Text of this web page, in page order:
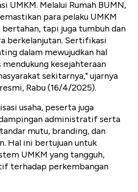
UMKM. Melalui Rumah BUMN,
para pelaku UMKM
bertahan, tapi juga tumbuh dan
berkelanjutan. Sertifikasi
dalam mewujudkan hal
kesejahteraan
sekitarnya," ujarnya
Rabu (16/4/2025).
usaha, peserta juga
administratif serta
mutu, branding, dan
Hal ini bertujuan untuk
UMKM yang tangguh,
terhadap perkembangan